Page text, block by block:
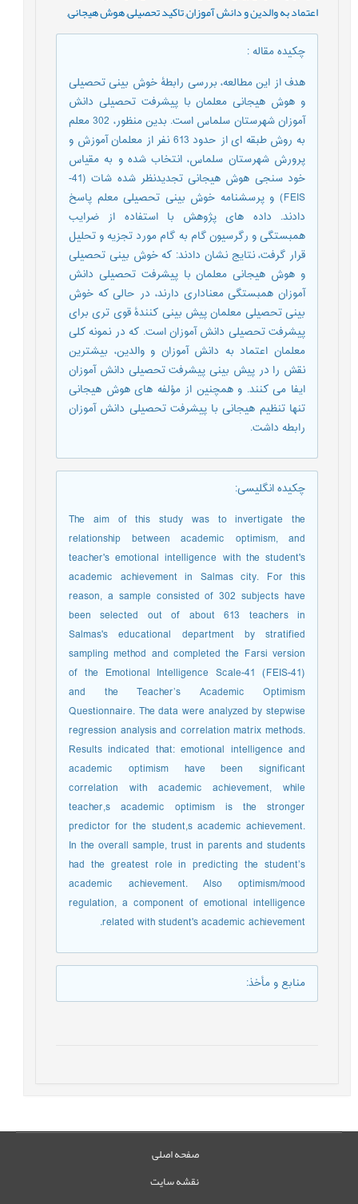
اعتماد به والدین و دانش آموزان,تاکید تحصیلی,هوش هیجانی,
چکیده مقاله:
هدف از این مطالعه، بررسی رابطۀ خوش بینی تحصیلی
و هوش هیجانی معلمان با پیشرفت تحصیلی دانش
آموزان شهرستان سلماس است. بدین منظور، 302 معلم
به روش طبقه ای از حدود 613 نفر از معلمان آموزش و
پرورش شهرستان سلماس، انتخاب شده و به مقیاس
خود سنجی هوش هیجانی تجدیدنظر شده شات (41-
FEIS) و پرسشنامه خوش بینی تحصیلی معلم پاسخ
دادند. داده های پژوهش با استفاده از ضرایب
همبستگی و رگرسیون گام به گام مورد تجزیه و تحلیل
قرار گرفت، نتایج نشان دادند: که خوش بینی تحصیلی
و هوش هیجانی معلمان با پیشرفت تحصیلی دانش
آموزان همبستگی معناداری دارند، در حالی که خوش
بینی تحصیلی معلمان پیش بینی کنندۀ قوی تری برای
پیشرفت تحصیلی دانش آموزان است. که در نمونه کلی
معلمان اعتماد به دانش آموزان و والدین، بیشترین
نقش را در پیش بینی پیشرفت تحصیلی دانش آموزان
ایفا می کنند. و همچنین از مؤلفه های هوش هیجانی
تنها تنظیم هیجانی با پیشرفت تحصیلی دانش آموزان
رابطه داشت.
چکیده انگلیسی:
The aim of this study was to invertigate the
relationship between academic optimism, and
teacher's emotional intelligence with the student's
academic achievement in Salmas city. For this
reason, a sample consisted of 302 subjects have
been selected out of about 613 teachers in
Salmas's educational department by stratified
sampling method and completed the Farsi version
of the Emotional Intelligence Scale-41 (FEIS-41)
and the Teacher’s Academic Optimism
Questionnaire. The data were analyzed by stepwise
regression analysis and correlation matrix methods.
Results indicated that: emotional intelligence and
academic optimism have been significant
correlation with academic achievement, while
teacher,s academic optimism is the stronger
predictor for the student,s academic achievement.
In the overall sample, trust in parents and students
had the greatest role in predicting the student’s
academic achievement. Also optimism/mood
regulation, a component of emotional intelligence
related with student's academic achievement.
منابع و مأخذ:
صفحه اصلی
نقشه سایت